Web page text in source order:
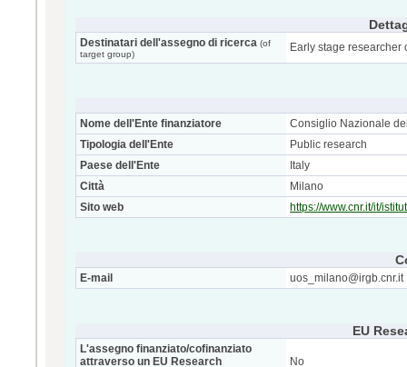
Destinatari dell'assegno di ricerca (of
target group)
Early stage researcher
Nome dell'Ente finanziatore
Consiglio Nazionale
Tipologia dell'Ente
Public research
Paese dell'Ente
Italy
Città
Milano
Sito web
https://www.cnr.it/it/
E-mail uos_milano@irgb.cnr.it
EU
L'assegno finanziato/cofinanziato
attraverso un EU Research
No